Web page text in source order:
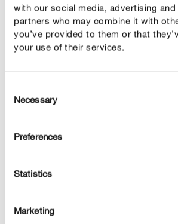
with our social media, advertising and
partners who may combine it with
you’ve provided to them or that
your use of their services.
Selection
Necessary
Preferences
Statistics
Marketing
Je lipstickplant correct verpotten
Na 2 tot 3 jaarkan de pot voor je
worden. Dit merk je aan de wortels die
Plant je plant in een luchtige, goed
COMPO SANA Potgrond
zodat de wortels makkelijk groeien.
verpotten wanneer de plant echt uit
bloeiperiode.